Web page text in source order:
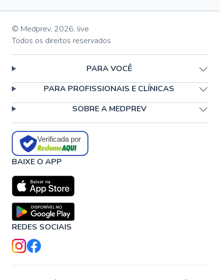
© Medprev, 2026, live
Todos os direitos reservados
PARA VOCÊ
PARA PROFISSIONAIS E CLÍNICAS
SOBRE A MEDPREV
Verificada por
BAIXE O APP
REDES SOCIAIS